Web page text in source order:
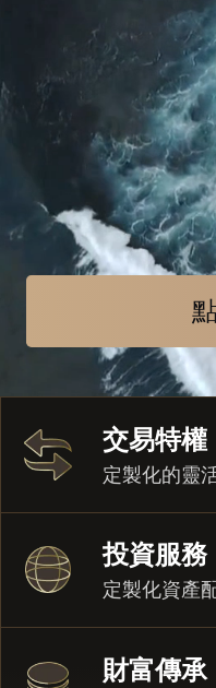
交易特權
定製化的靈
投資服務
定製化資產
財富傳承